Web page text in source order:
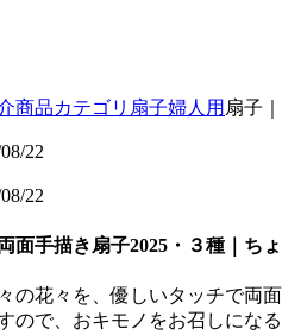
商品カテゴリ 扇子婦人用 扇子
22
22
面手描き扇子2025・３種｜ち
の花々を、優しいタッチで両
ので、おキモノをお召しにな